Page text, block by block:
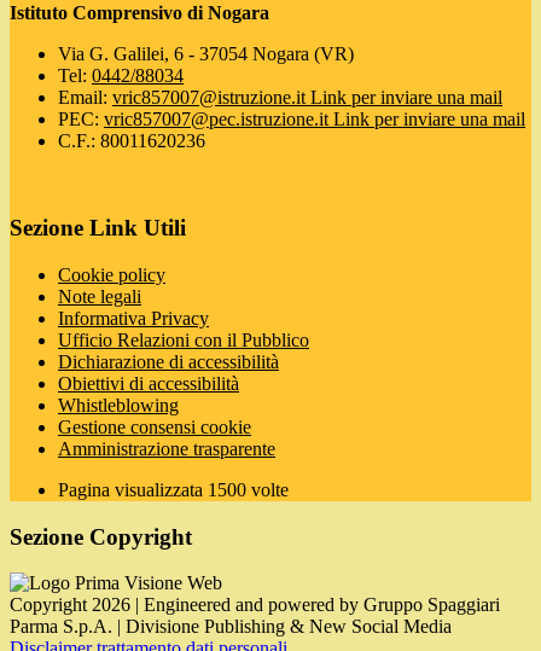
Istituto Comprensivo di Nogara
Via G. Galilei, 6 - 37054 Nogara (VR)
Tel: 0442/88034
Email: vric857007@istruzione.it Link per inviare una mail
PEC: vric857007@pec.istruzione.it Link per inviare una mail
C.F.: 80011620236
Sezione Link Utili
Cookie policy
Note legali
Informativa Privacy
Ufficio Relazioni con il Pubblico
Dichiarazione di accessibilità
Obiettivi di accessibilità
Whistleblowing
Gestione consensi cookie
Amministrazione trasparente
Pagina visualizzata 1500 volte
Sezione Copyright
Copyright 2026 | Engineered and powered by Gruppo Spaggiari
Parma S.p.A. | Divisione Publishing & New Social Media